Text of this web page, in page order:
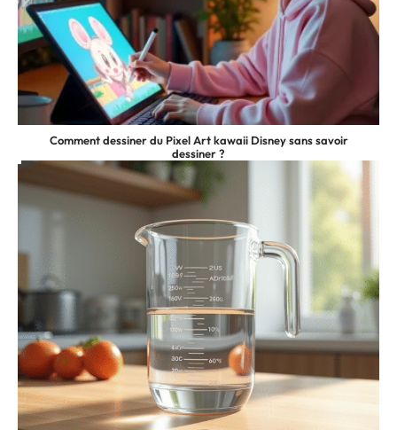
Comment dessiner du Pixel Art kawaii Disney sans savoir
dessiner ?